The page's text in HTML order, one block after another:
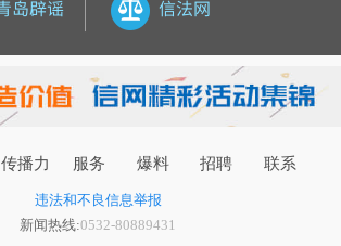
传播力 服务 爆料 招聘 联系
违法和不良信息举报
新闻热线:0532-80889431